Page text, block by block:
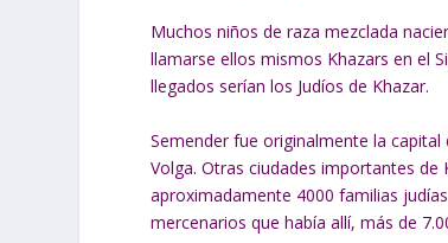
Muchos niños de raza mezclada
llamarse ellos mismos Khazars en el
llegados serían los Judíos de Khazar.
Semender fue originalmente la
Volga. Otras ciudades importantes de
aproximadamente 4000 familias
mercenarios que había allí, más de